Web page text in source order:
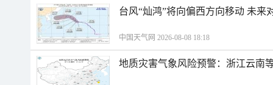
台风“灿鸿”将向偏西方向移动 未来
中国天气网 2026-08-08 18:18
地质灾害气象风险预警：浙江云南